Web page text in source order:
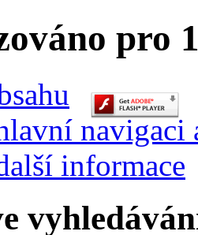
pro
navigaci
informace